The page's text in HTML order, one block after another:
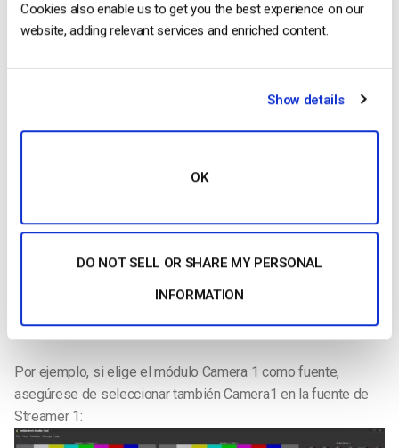
Cookies also enable us to get you the best experience on our
website, adding relevant services and enriched content.
Show details
OK
DO NOT SELL OR SHARE MY PERSONAL
INFORMATION
Ahora puede seleccionar la fuente de su flujo entre
módulo fuente que ya ha seleccionado.
Por ejemplo, si elige el módulo Camera 1 como fuente,
asegúrese de seleccionar también Camera1 en la fuente de
Streamer 1: